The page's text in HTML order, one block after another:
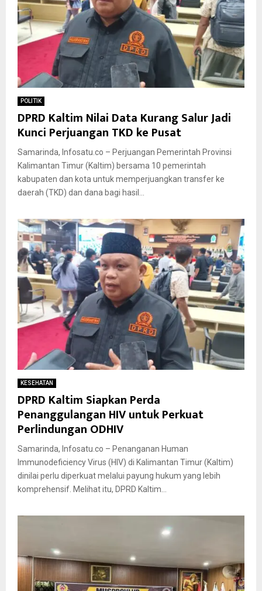
POLITIK
DPRD Kaltim Nilai Data Kurang Salur Jadi
Kunci Perjuangan TKD ke Pusat
Samarinda, Infosatu.co – Perjuangan Pemerintah Provinsi
Kalimantan Timur (Kaltim) bersama 10 pemerintah
kabupaten dan kota untuk memperjuangkan transfer ke
daerah (TKD) dan dana bagi hasil...
KESEHATAN
DPRD Kaltim Siapkan Perda
Penanggulangan HIV untuk Perkuat
Perlindungan ODHIV
Samarinda, Infosatu.co – Penanganan Human
Immunodeficiency Virus (HIV) di Kalimantan Timur (Kaltim)
dinilai perlu diperkuat melalui payung hukum yang lebih
komprehensif. Melihat itu, DPRD Kaltim...